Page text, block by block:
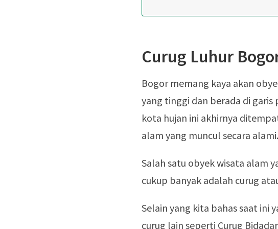
Curug Luhur
Bogor memang kaya akan
yang tinggi dan berada di
kota hujan ini akhirnya
alam yang muncul secara alami.
Salah satu obyek wisata alam
cukup banyak adalah curug
Selain yang kita bahas saat ini
curug lain seperti Curug